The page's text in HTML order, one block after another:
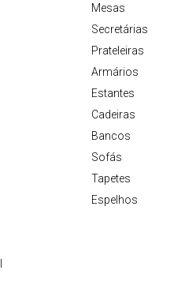
Mesas
Secretárias
Prateleiras
Armários
Estantes
Cadeiras
Bancos
Sofás
Tapetes
Espelhos